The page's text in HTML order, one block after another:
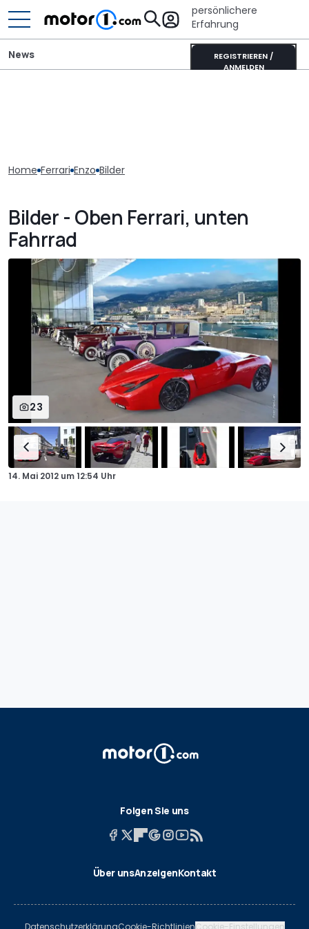
persönlichere
Erfahrung
REGISTRIEREN /
ANMELDEN
News
Home Ferrari Enzo Bilder
Bilder - Oben Ferrari, unten
Fahrrad
23
14. Mai 2012 um12:54 Uhr
Folgen Sie uns
Über unsAnzeigenKontakt